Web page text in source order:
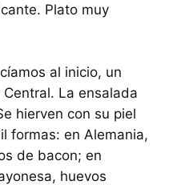
Plato muy
al inicio, un
La ensalada
hierven con su piel
formas: en Alemania,
de bacon; en
huevos